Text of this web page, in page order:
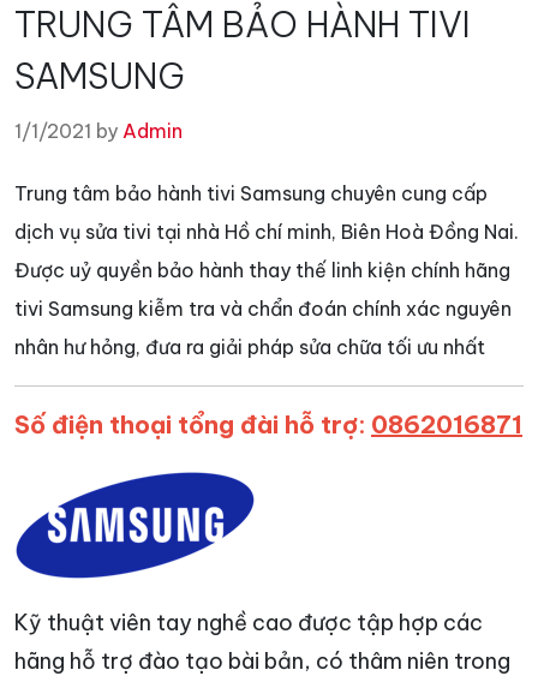
TRUNG TÂM BẢO HÀNH TIVI
SAMSUNG
1/1/2021 by Admin
Trung tâm bảo hành tivi Samsung chuyên cung cấp
dịch vụ sửa tivi tại nhà Hồ chí minh, Biên Hoà Đồng Nai.
Được uỷ quyền bảo hành thay thế linh kiện chính hãng
tivi Samsung kiễm tra và chẩn đoán chính xác nguyên
nhân hư hỏng, đưa ra giải pháp sửa chữa tối ưu nhất
Số điện thoại tổng đài hỗ trợ: 0862016871
Kỹ thuật viên tay nghề cao được tập hợp các
hãng hỗ trợ đào tạo bài bản, có thâm niên trong